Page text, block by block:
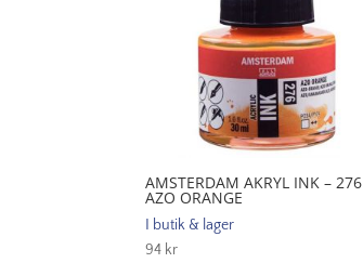
AMSTERDAM AKRYL INK – 276
AZO ORANGE
I butik & lager
94 kr